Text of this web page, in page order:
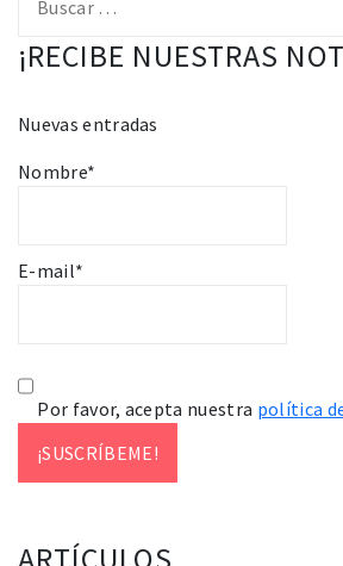
¡RECIBE NUESTRAS
Nuevas entradas
Nombre*
E-mail*
Por favor, acepta nuestra política